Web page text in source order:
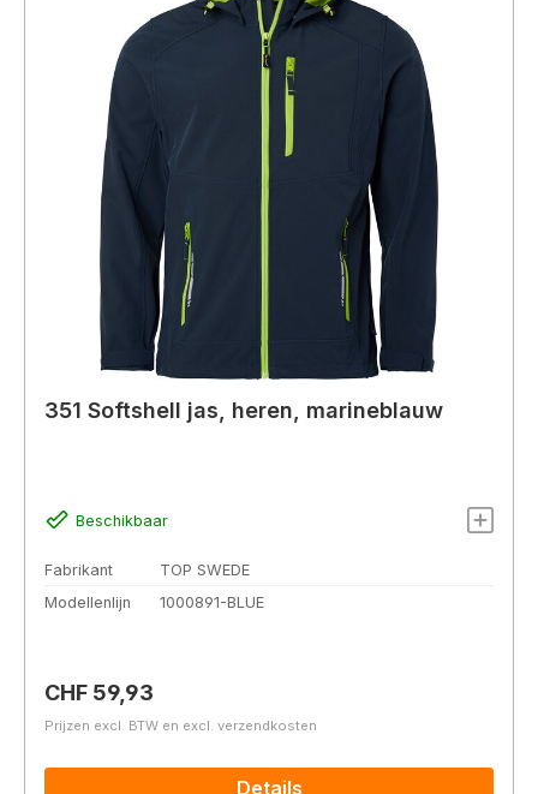
351 Softshell jas, heren, marineblauw
Beschikbaar
Fabrikant
TOP SWEDE
Modellenlijn
1000891-BLUE
Normale prijs:
CHF 59,93
Prijzen excl. BTW en excl. verzendkosten
Details